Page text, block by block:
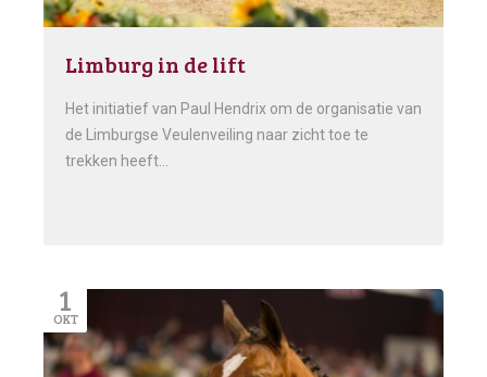
Limburg in de lift
Het initiatief van Paul Hendrix om de organisatie van
de Limburgse Veulenveiling naar zicht toe te
trekken heeft…
1
OKT